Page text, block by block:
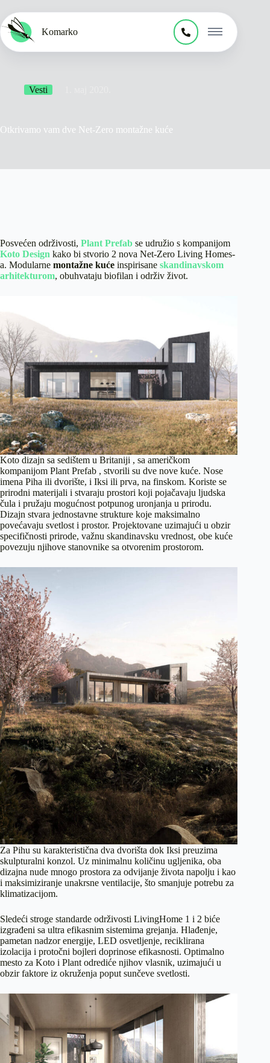
content
Komarko
Vesti
Otkrivamo vam dve Net-Zero montažne kuće
Posvećen održivosti, Plant Prefab se udružio s kompanijom
Koto Design kako bi stvorio 2 nova Net-Zero Living Homes-
a. Modularne montažne kuće inspirisane skandinavskom
arhitekturom, obuhvataju biofilan i održiv život.
Koto dizajn sa sedištem u Britaniji , sa američkom
kompanijom Plant Prefab , stvorili su dve nove kuće. Nose
imena Piha ili dvorište, i Iksi ili prva, na finskom. Koriste se
prirodni materijali i stvaraju prostori koji pojačavaju ljudska
čula i pružaju mogućnost potpunog uronjanja u prirodu.
Dizajn stvara jednostavne strukture koje maksimalno
povećavaju svetlost i prostor. Projektovane uzimajući u obzir
specifičnosti prirode, važnu skandinavsku vrednost, obe kuće
povezuju njihove stanovnike sa otvorenim prostorom.
Za Pihu su karakteristična dva dvorišta dok Iksi preuzima
skulpturalni konzol. Uz minimalnu količinu ugljenika, oba
dizajna nude mnogo prostora za odvijanje života napolju i kao
i maksimiziranje unakrsne ventilacije, što smanjuje potrebu za
klimatizacijom.
Sledeći stroge standarde održivosti LivingHome 1 i 2 biće
izgrađeni sa ultra efikasnim sistemima grejanja. Hlađenje,
pametan nadzor energije, LED osvetljenje, reciklirana
izolacija i protočni bojleri doprinose efikasnosti. Optimalno
mesto za Koto i Plant odrediće njihov vlasnik, uzimajući u
obzir faktore iz okruženja poput sunčeve svetlosti.